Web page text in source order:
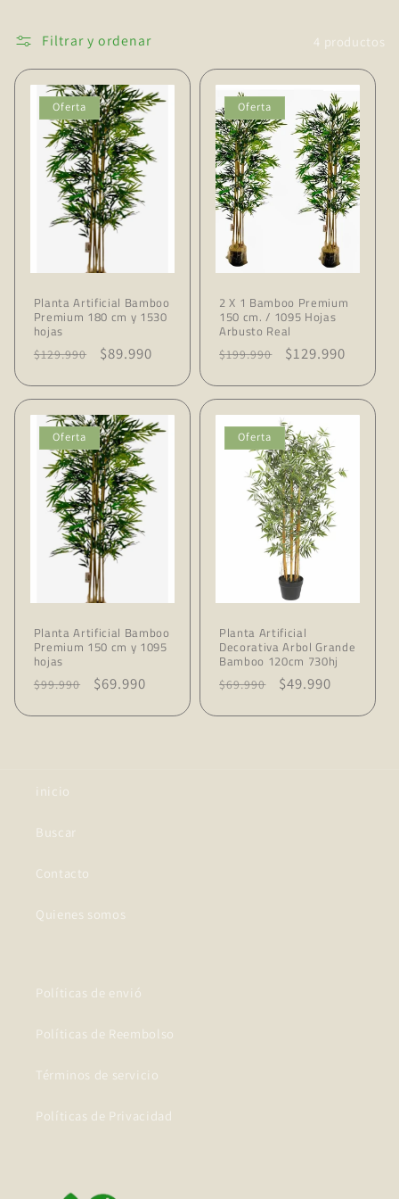
n
:
Filtrar y ordenar 4 productos
Oferta
Planta Artificial Bamboo
Premium 180 cm y 1530
hojas
Precio
$129.990
Precio
oferta
$89.990
Oferta
2 X 1 Bamboo Premium
150 cm. / 1095 Hojas
Arbusto Real
Precio
$199.990
Precio
oferta
$129.990
Oferta
Planta Artificial Bamboo
Premium 150 cm y 1095
hojas
Precio
$99.990
Precio
$69.990
Oferta
Planta Artificial
Decorativa Arbol Grande
Bamboo 120cm 730hj
Precio
$69.990
Precio
$49.990
inicio
Buscar
Contacto
Quienes somos
Políticas de envió
Políticas de Reembolso
Términos de servicio
Políticas de Privacidad